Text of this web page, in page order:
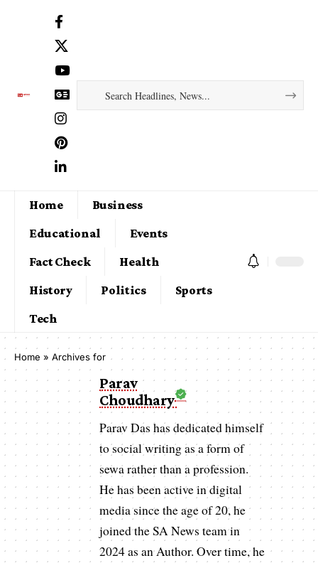
Home
Business
Educational
Events
Fact Check
Health
History
Politics
Sports
Tech
Home » Archives for
Parav
Choudhary
Parav Das has dedicated himself
to social writing as a form of
sewa rather than a profession.
He has been active in digital
media since the age of 20, he
joined the SA News team in
2024 as an Author. Over time, he